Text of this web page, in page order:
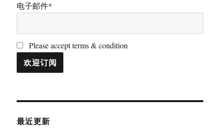
电子邮件*
Please accept terms & condition
最近更新